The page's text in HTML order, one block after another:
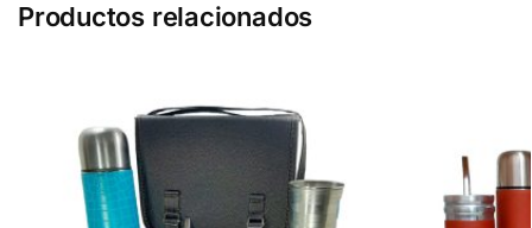
Productos relacionados